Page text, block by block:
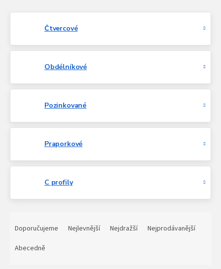
doručení přímo na místo stavby, máme připravenou efektivní
Čtvercové
Obdélníkové
Pozinkované
Praporkové
C profily
Doporučujeme Nejlevnější Nejdražší
Nejprodávanější
Abecedně